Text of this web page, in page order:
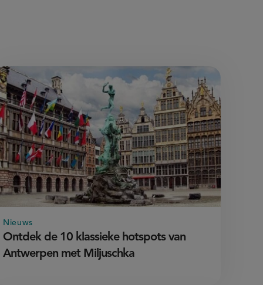
Ontdek de 10 klassieke hotspots van
Antwerpen met Miljuschka
Nieuws